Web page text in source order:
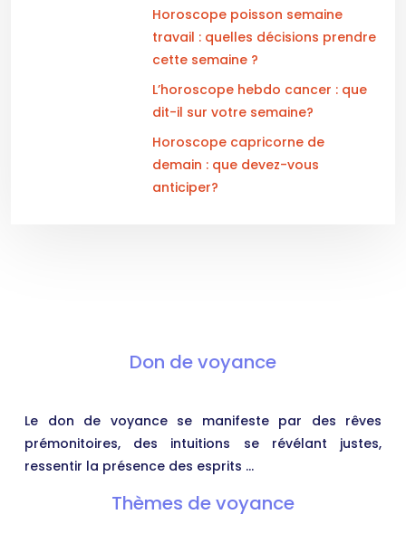
Horoscope poisson semaine
travail : quelles décisions prendre
cette semaine ?
L’horoscope hebdo cancer : que
dit-il sur votre semaine?
Horoscope capricorne de
demain : que devez-vous
anticiper?
Don de voyance
Le don de voyance se manifeste par des rêves
prémonitoires, des intuitions se révélant justes,
ressentir la présence des esprits …
Thèmes de voyance